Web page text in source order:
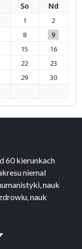
So Nd
1
2
8
9
15
16
22
23
29
30
60 kierunkach
niemal
nauk
nauk